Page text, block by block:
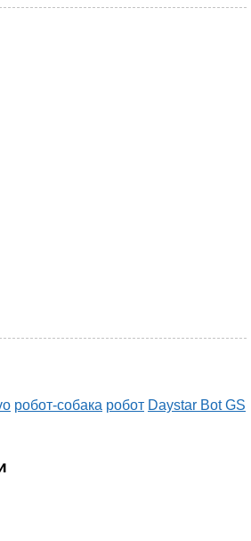
робот-собака робот Daystar Bot GS